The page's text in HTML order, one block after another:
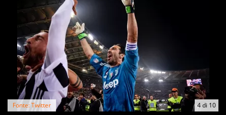
4di 10
Fonte: Twitter